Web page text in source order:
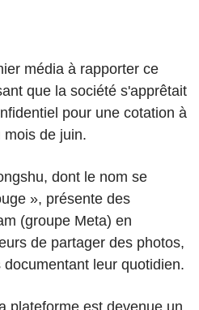
média à rapporter ce
que la société s'apprêtait
pour une cotation à
mois de juin.
dont le nom se
», présente des
(groupe Meta) en
de partager des photos,
leur quotidien.
plateforme est devenue un